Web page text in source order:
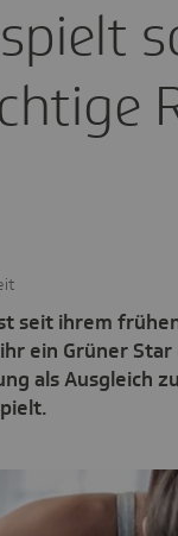
seit ihrem
ein Grüner
als Ausgleich